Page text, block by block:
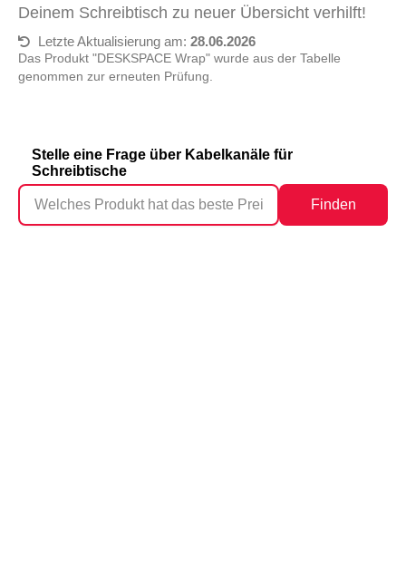
Deinem Schreibtisch zu neuer Übersicht verhilft!
Letzte Aktualisierung am: 28.06.2026
Das Produkt "DESKSPACE Wrap" wurde aus der Tabelle
genommen zur erneuten Prüfung.
Stelle eine Frage über Kabelkanäle für
Schreibtische
Finden